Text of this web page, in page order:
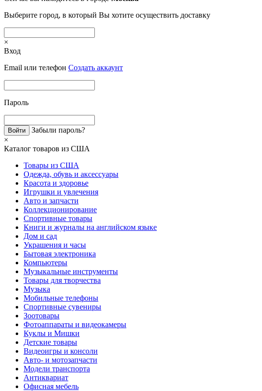
Выберите город, в который Вы хотите осуществить доставку
×
Вход
Email или телефон Создать аккаунт
Пароль
Забыли пароль?
×
Каталог товаров из США
Товары из США
Одежда, обувь и аксессуары
Красота и здоровье
Игрушки и увлечения
Авто и запчасти
Коллекционирование
Спортивные товары
Книги и журналы на английском языке
Дом и сад
Украшения и часы
Бытовая электроника
Компьютеры
Музыкальные инструменты
Товары для творчества
Музыка
Мобильные телефоны
Спортивные сувениры
Зоотовары
Фотоаппараты и видеокамеры
Куклы и Мишки
Детские товары
Видеоигры и консоли
Авто- и мотозапчасти
Модели транспорта
Антиквариат
Офисная мебель